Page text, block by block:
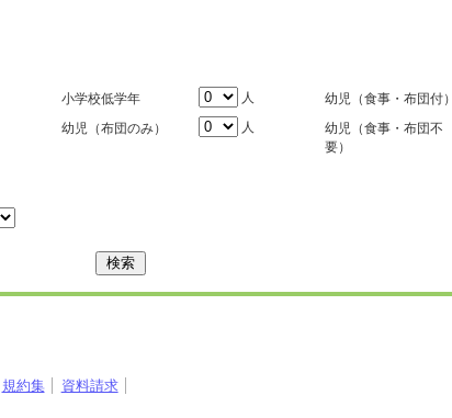
小学校低学年 人 幼児（食事・布団付）
幼児（布団のみ） 人
幼児（食事・布団不
要）
規約集
資料請求